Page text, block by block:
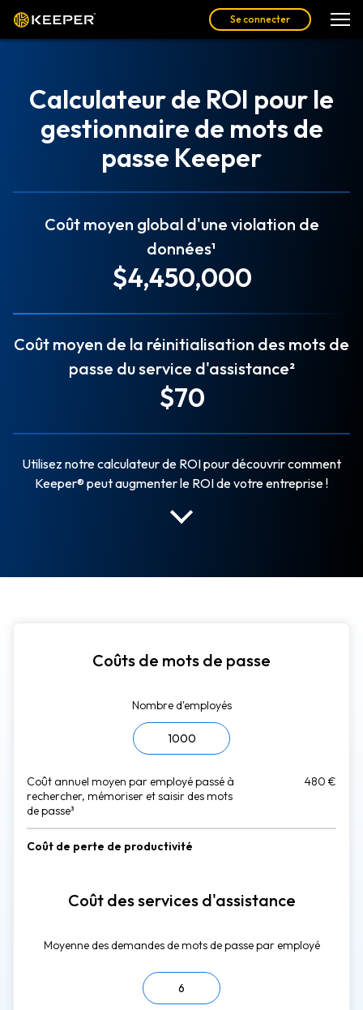
Se connecter
Calculateur de ROI pour le
gestionnaire de mots de
passe Keeper
Coût moyen global d'une violation de
données¹
$4,450,000
Coût moyen de la réinitialisation des mots de
passe du service d'assistance²
$70
Utilisez notre calculateur de ROI pour découvrir comment
Keeper® peut augmenter le ROI de votre entreprise !
Coûts de mots de passe
Nombre d'employés
Coût annuel moyen par employé passé à
rechercher, mémoriser et saisir des mots
de passe³
480 €
Coût de perte de productivité
Coût des services d'assistance
Moyenne des demandes de mots de passe par employé